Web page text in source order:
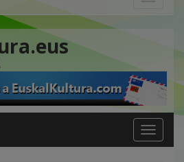
Toggle
navigation